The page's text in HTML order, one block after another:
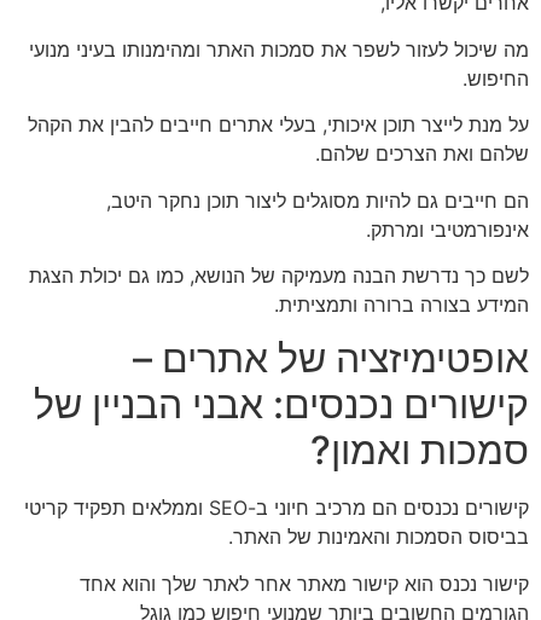
מה שיכול לעזור לשפר את סמכות האתר ומהימנותו בעיני מנועי
החיפוש.
על מנת לייצר תוכן איכותי, בעלי אתרים חייבים להבין את הקהל
שלהם ואת הצרכים שלהם.
הם חייבים גם להיות מסוגלים ליצור תוכן נחקר היטב,
אינפורמטיבי ומרתק.
לשם כך נדרשת הבנה מעמיקה של הנושא, כמו גם יכולת הצגת
המידע בצורה ברורה ותמציתית.
אופטימיזציה של אתרים –
קישורים נכנסים: אבני הבניין של
סמכות ואמון?
קישורים נכנסים הם מרכיב חיוני ב-SEO וממלאים תפקיד קריטי
בביסוס הסמכות והאמינות של האתר.
קישור נכנס הוא קישור מאתר אחר לאתר שלך והוא אחד
הגורמים החשובים ביותר שמנועי חיפוש כמו גוגל